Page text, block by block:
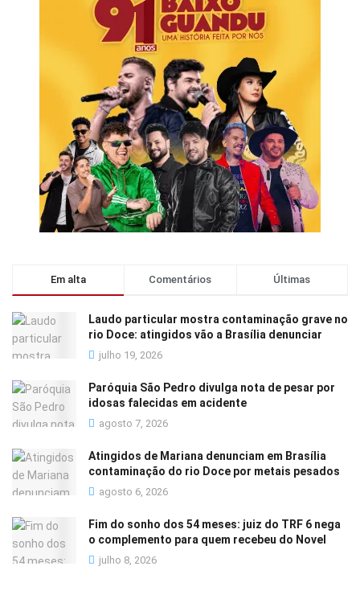
Em alta Comentários Últimas
Laudo particular mostra contaminação grave no
rio Doce: atingidos vão a Brasília denunciar
julho 19, 2026
Paróquia São Pedro divulga nota de pesar por
idosas falecidas em acidente
agosto 7, 2026
Atingidos de Mariana denunciam em Brasília
contaminação do rio Doce por metais pesados
agosto 6, 2026
Fim do sonho dos 54 meses: juiz do TRF 6 nega
o complemento para quem recebeu do Novel
julho 8, 2026